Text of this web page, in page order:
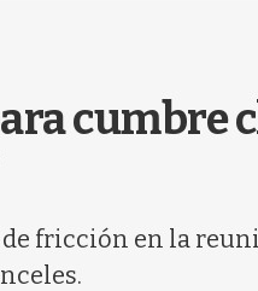
cumbre
fricción en la